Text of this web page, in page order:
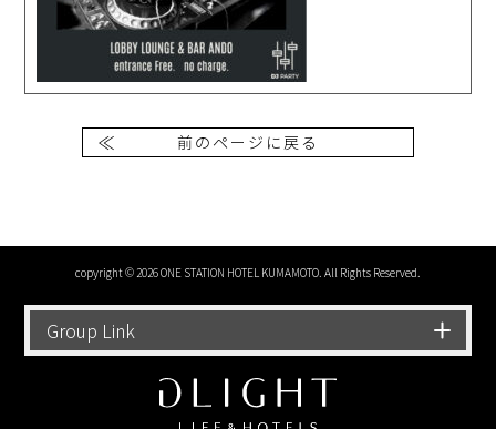
前のページに戻る
copyright © 2026 ONE STATION HOTEL KUMAMOTO. All Rights Reserved.
Group Link